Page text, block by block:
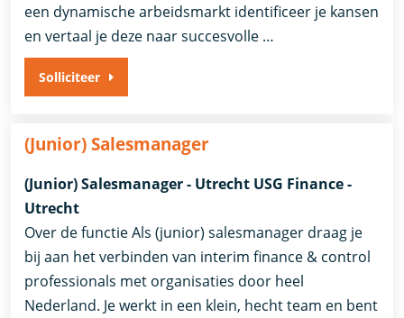
een dynamische arbeidsmarkt identificeer je kansen
en vertaal je deze naar succesvolle …
Solliciteer
(Junior) Salesmanager
(Junior) Salesmanager - Utrecht USG Finance -
Utrecht
Over de functie Als (junior) salesmanager draag je
bij aan het verbinden van interim finance & control
professionals met organisaties door heel
Nederland. Je werkt in een klein, hecht team en bent